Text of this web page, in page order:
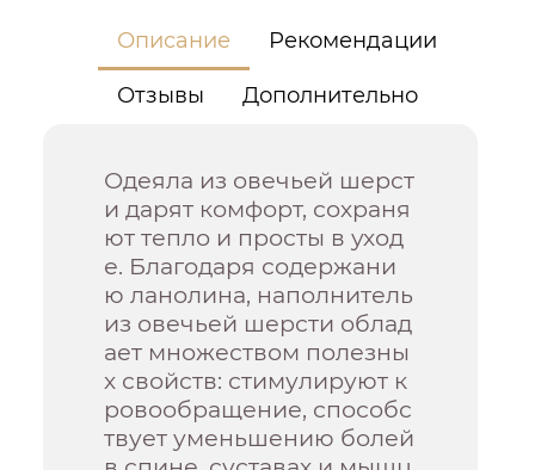
Описание Рекомендации
Отзывы Дополнительно
Одеяла из овечьей шерст
и дарят комфорт, сохраня
ют тепло и просты в уход
е. Благодаря содержани
ю ланолина, наполнитель
из овечьей шерсти облад
ает множеством полезны
х свойств: стимулируют к
ровообращение, способс
твует уменьшению болей